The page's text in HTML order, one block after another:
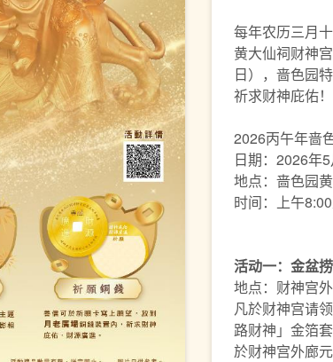
每年农历三月
黄大仙祠财神
日），啬色园
祈求财神庇佑！
2026丙午年啬
日期：2026年
地点：啬色园
时间：上午
活动一：金盆
地点：财神宫
凡於财神宫请
路财神」金箔
於财神宫外廊